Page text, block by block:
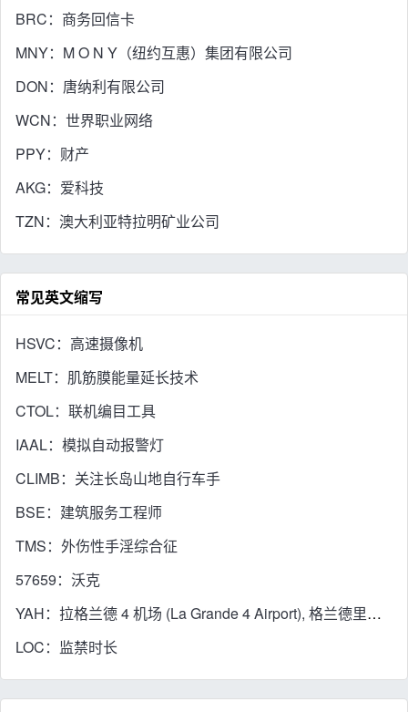
BRC：商务回信卡
MNY：M O N Y（纽约互惠）集团有限公司
DON：唐纳利有限公司
WCN：世界职业网络
PPY：财产
AKG：爱科技
TZN：澳大利亚特拉明矿业公司
常见英文缩写
HSVC：高速摄像机
MELT：肌筋膜能量延长技术
CTOL：联机编目工具
IAAL：模拟自动报警灯
CLIMB：关注长岛山地自行车手
BSE：建筑服务工程师
TMS：外伤性手淫综合征
57659：沃克
YAH：拉格兰德 4 机场 (La Grande 4 Airport), 格兰德里维尔, 魁北克省, 加拿大
LOC：监禁时长